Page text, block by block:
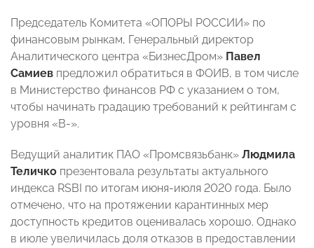
Председатель Комитета «ОПОРЫ РОССИИ» по
финансовым рынкам, Генеральный директор
Аналитического центра «БизнесДром» Павел
Самиев предложил обратиться в ФОИВ, в том числе
в Министерство финансов РФ с указанием о том,
чтобы начинать градацию требований к рейтингам с
уровня «B-».
Ведущий аналитик ПАО «Промсвязьбанк» Людмила
Теличко презентовала результаты актуального
индекса RSBI по итогам июня-июля 2020 года. Было
отмечено, что на протяжении карантинных мер
доступность кредитов оценивалась хорошо. Однако
в июле увеличилась доля отказов в предоставлении